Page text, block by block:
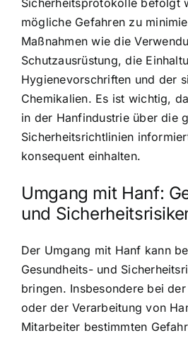
mögliche Gefahren zu
Maßnahmen wie die
Schutzausrüstung, die
Hygienevorschriften und der
Chemikalien. Es ist wichtig,
in der Hanfindustrie über die
Sicherheitsrichtlinien
konsequent einhalten.
Umgang mit Hanf:
und
Der Umgang mit Hanf kann
Gesundheits- und
bringen. Insbesondere bei
oder der Verarbeitung von
Mitarbeiter bestimmten